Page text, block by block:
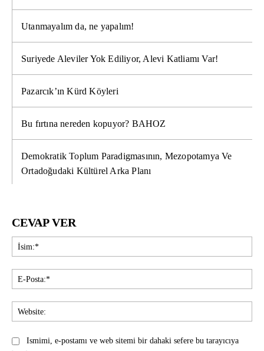
Utanmayalım da, ne yapalım!
Suriyede Aleviler Yok Ediliyor, Alevi Katliamı Var!
Pazarcık’ın Kürd Köyleri
Bu fırtına nereden kopuyor? BAHOZ
Demokratik Toplum Paradigmasının, Mezopotamya Ve
Ortadoğudaki Kültürel Arka Planı
CEVAP VER
Ismimi, e-postamı ve web sitemi bir dahaki sefere bu tarayıcıya